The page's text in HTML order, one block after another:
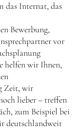
das Internat, das
Bewerbung,
vor
helfen wir Ihnen,
Zeit, wir
lieber – treffen
zum Beispiel bei
deutschlandweit